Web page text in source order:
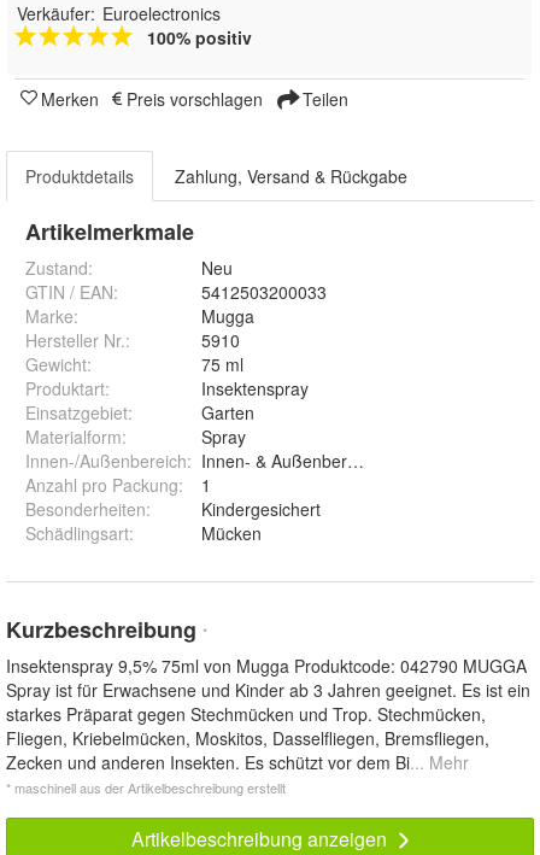
Verkäufer: Euroelectronics
100% positiv
Merken Preis vorschlagen Teilen
Produktdetails Zahlung, Versand & Rückgabe
Artikelmerkmale
Zustand:
Neu
GTIN / EAN:
5412503200033
Marke:
Mugga
Hersteller Nr.:
5910
Gewicht:
75 ml
Produktart:
Insektenspray
Einsatzgebiet:
Garten
Materialform:
Spray
Innen-/Außenbereich: Innen- & Außenbereich
Anzahl pro Packung:
1
Besonderheiten:
Kindergesichert
Schädlingsart: Mücken
Kurzbeschreibung *
Insektenspray 9,5% 75ml von Mugga Produktcode: 042790 MUGGA
Spray ist für Erwachsene und Kinder ab 3 Jahren geeignet. Es ist ein
starkes Präparat gegen Stechmücken und Trop. Stechmücken,
Fliegen, Kriebelmücken, Moskitos, Dasselfliegen, Bremsfliegen,
Zecken und anderen Insekten. Es schützt vor dem Bi... Mehr
* maschinell aus der Artikelbeschreibung erstellt
Artikelbeschreibung anzeigen